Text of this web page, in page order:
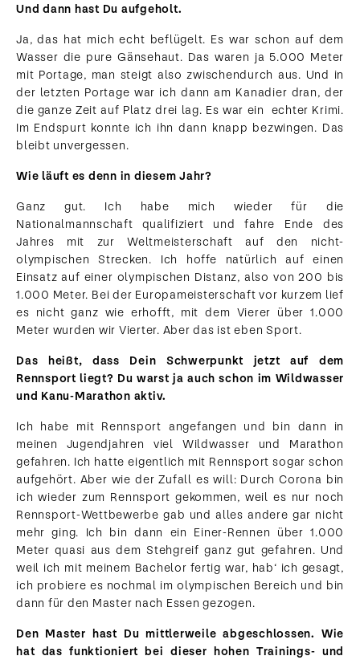
Und dann hast Du aufgeholt.
Ja, das hat mich echt beflügelt. Es war schon auf dem
Wasser die pure Gänsehaut. Das waren ja 5.000 Meter
mit Portage, man steigt also zwischendurch aus. Und in
der letzten Portage war ich dann am Kanadier dran, der
die ganze Zeit auf Platz drei lag. Es war ein echter Krimi.
Im Endspurt konnte ich ihn dann knapp bezwingen. Das
bleibt unvergessen.
Wie läuft es denn in diesem Jahr?
Ganz gut. Ich habe mich wieder für die
Nationalmannschaft qualifiziert und fahre Ende des
Jahres mit zur Weltmeisterschaft auf den nicht-
olympischen Strecken. Ich hoffe natürlich auf einen
Einsatz auf einer olympischen Distanz, also von 200 bis
1.000 Meter. Bei der Europameisterschaft vor kurzem lief
es nicht ganz wie erhofft, mit dem Vierer über 1.000
Meter wurden wir Vierter. Aber das ist eben Sport.
Das heißt, dass Dein Schwerpunkt jetzt auf dem
Rennsport liegt? Du warst ja auch schon im Wildwasser
und Kanu-Marathon aktiv.
Ich habe mit Rennsport angefangen und bin dann in
meinen Jugendjahren viel Wildwasser und Marathon
gefahren. Ich hatte eigentlich mit Rennsport sogar schon
aufgehört. Aber wie der Zufall es will: Durch Corona bin
ich wieder zum Rennsport gekommen, weil es nur noch
Rennsport-Wettbewerbe gab und alles andere gar nicht
mehr ging. Ich bin dann ein Einer-Rennen über 1.000
Meter quasi aus dem Stehgreif ganz gut gefahren. Und
weil ich mit meinem Bachelor fertig war, hab‘ ich gesagt,
ich probiere es nochmal im olympischen Bereich und bin
dann für den Master nach Essen gezogen.
Den Master hast Du mittlerweile abgeschlossen. Wie
hat das funktioniert bei dieser hohen Trainings- und